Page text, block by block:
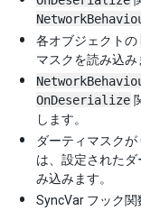
各オブジェクトの
マスクを読み込み
OnDeserialize
します。
ダーティマスクが
は、設定された
み込みます。
SyncVar フック